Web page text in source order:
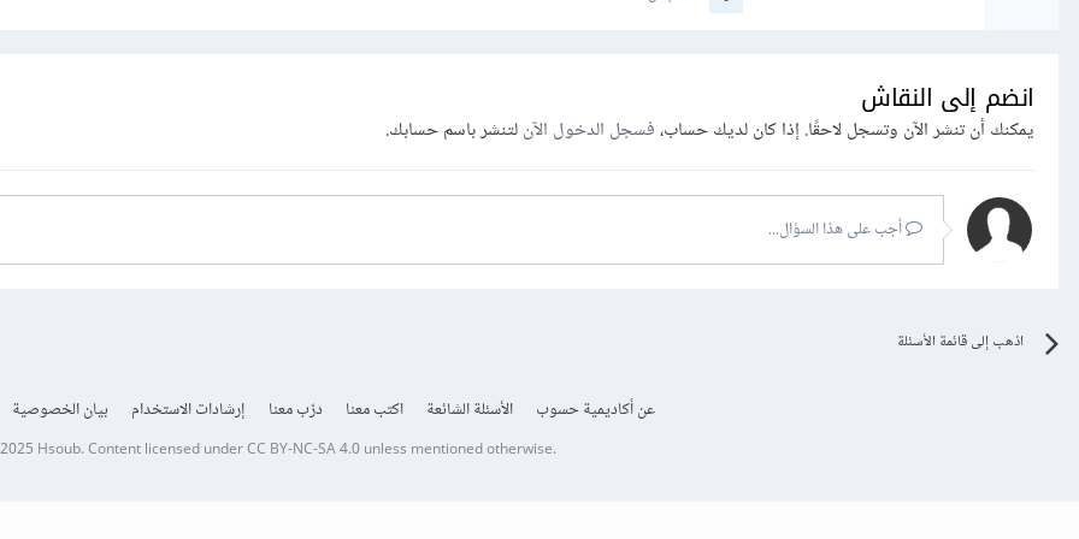
انضم إلى النقاش
يمكنك أن تنشر الآن وتسجل لاحقًا. إذا كان لديك حساب،فسجل الدخول الآنلتنشر باسم حسابك.
أجب على هذا السؤال...
اذهب إلى قائمة الأسئلة
عن أكاديمية حسوب الأسئلة الشائعة اكتب معنا درّب معنا إرشادات الاستخدام بيان الخصوصية
Hsoub.Content licensed underCC BY-NC-SA 4.0unless mentioned otherwise.